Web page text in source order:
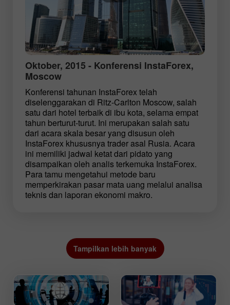
Oktober, 2015 - Konferensi InstaForex,
Moscow
Konferensi tahunan InstaForex telah
diselenggarakan di Ritz-Carlton Moscow, salah
satu dari hotel terbaik di ibu kota, selama empat
tahun berturut-turut. Ini merupakan salah satu
dari acara skala besar yang disusun oleh
InstaForex khususnya trader asal Rusia. Acara
ini memiliki jadwal ketat dari pidato yang
disampaikan oleh analis terkemuka InstaForex.
Para tamu mengetahui metode baru
memperkirakan pasar mata uang melalui analisa
teknis dan laporan ekonomi makro.
Tampilkan lebih banyak